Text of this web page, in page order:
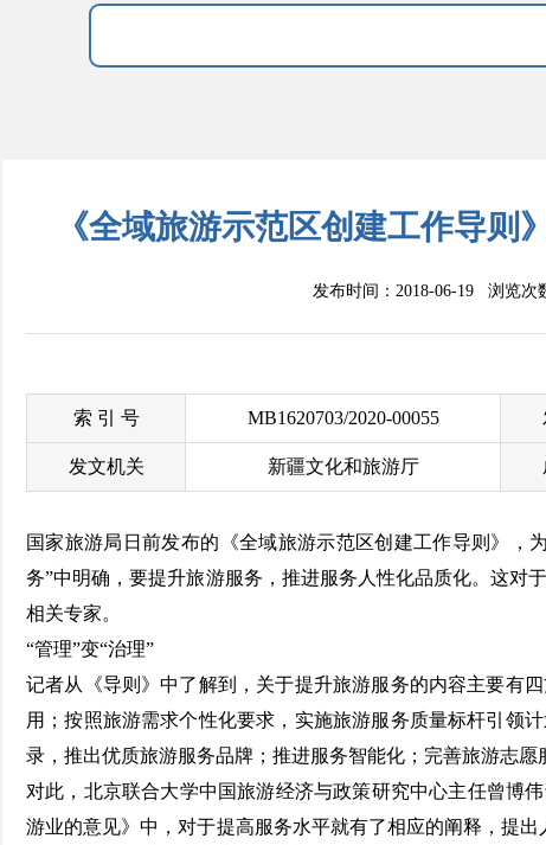
《全域旅游示范区创建工作导
发布时间：2018-06-19 浏览次
索 引 号 MB1620703/2020-00055
发文机关 新疆文化和旅游厅
国家旅游局日前发布的《全域旅游示范区创建工作导则》，
务”中明确，要提升旅游服务，推进服务人性化品质化。这对
相关专家。
“管理”变“治理”
记者从《导则》中了解到，关于提升旅游服务的内容主要有
用；按照旅游需求个性化要求，实施旅游服务质量标杆引领
录，推出优质旅游服务品牌；推进服务智能化；完善旅游志愿
对此，北京联合大学中国旅游经济与政策研究中心主任曾博
游业的意见》中，对于提高服务水平就有了相应的阐释，提